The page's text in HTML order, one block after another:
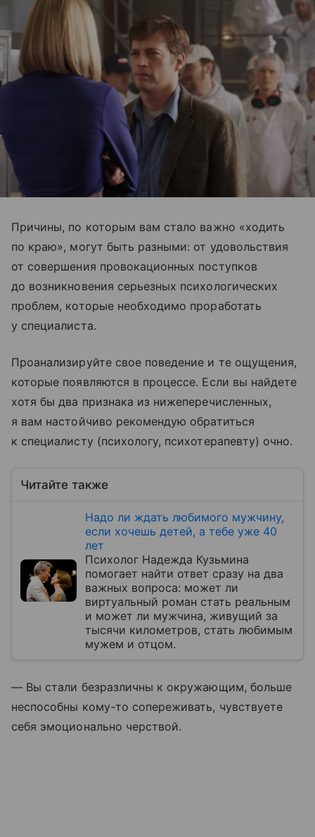
Причины, по которым вам стало важно «ходить
по краю», могут быть разными: от удовольствия
от совершения провокационных поступков
до возникновения серьезных психологических
проблем, которые необходимо проработать
у специалиста.
Проанализируйте свое поведение и те ощущения,
которые появляются в процессе. Если вы найдете
хотя бы два признака из нижеперечисленных,
я вам настойчиво рекомендую обратиться
к специалисту (психологу, психотерапевту) очно.
Читайте также
Надо ли ждать любимого мужчину,
если хочешь детей, а тебе уже 40
лет
Психолог Надежда Кузьмина
помогает найти ответ сразу на два
важных вопроса: может ли
виртуальный роман стать реальным
и может ли мужчина, живущий за
тысячи километров, стать любимым
мужем и отцом.
— Вы стали безразличны к окружающим, больше
неспособны кому-то сопереживать, чувствуете
себя эмоционально черствой.